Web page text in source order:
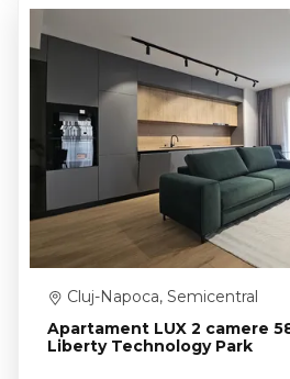
Apartament LUX 2 camere
Liberty Technology Park
Cluj-Napoca, Semicentral